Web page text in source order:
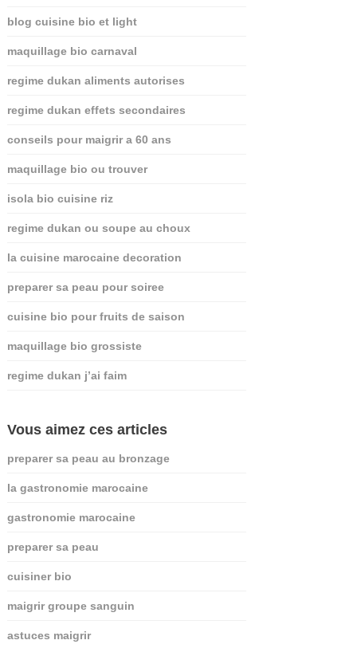
blog cuisine bio et light
maquillage bio carnaval
regime dukan aliments autorises
regime dukan effets secondaires
conseils pour maigrir a 60 ans
maquillage bio ou trouver
isola bio cuisine riz
regime dukan ou soupe au choux
la cuisine marocaine decoration
preparer sa peau pour soiree
cuisine bio pour fruits de saison
maquillage bio grossiste
regime dukan j’ai faim
Vous aimez ces articles
preparer sa peau au bronzage
la gastronomie marocaine
gastronomie marocaine
preparer sa peau
cuisiner bio
maigrir groupe sanguin
astuces maigrir